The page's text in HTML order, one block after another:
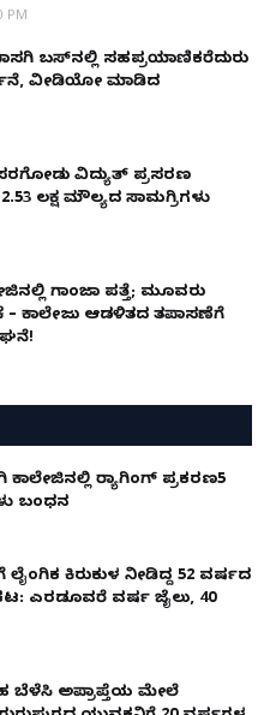
PM
ಬಸ್‌ನಲ್ಲಿ ಸಹಪ್ರಯಾಣಿಕರೆದುರು
ವೀಡಿಯೋ ಮಾಡಿದ
ವಿದ್ಯುತ್ ಪ್ರಸರಣ
ಲಕ್ಷ ಮೌಲ್ಯದ ಸಾಮಗ್ರಿಗಳು
ಗಾಂಜಾ ಪತ್ತೆ; ಮೂವರು
– ಕಾಲೇಜು ಆಡಳಿತದ ತಪಾಸಣೆಗೆ
ರ‌್ಯಾಗಿಂಗ್ ಪ್ರಕರಣ5
ಬಂಧನ
ಲೈಂಗಿಕ ಕಿರುಕುಳ ನೀಡಿದ್ದ 52 ವರ್ಷದ
ಎರಡೂವರೆ ವರ್ಷ ಜೈಲು, ₹40
ಬೆಳೆಸಿ ಅಪ್ರಾಪ್ತೆಯ ಮೇಲೆ